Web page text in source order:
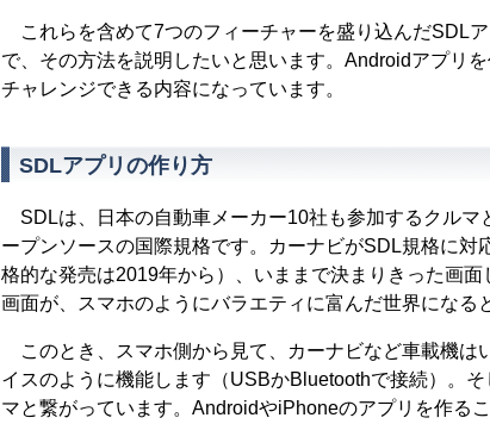
これらを含めて7つのフィーチャーを盛り込んだSDL
で、その方法を説明したいと思います。Androidアプリ
チャレンジできる内容になっています。
SDLアプリの作り方
SDLは、日本の自動車メーカー10社も参加するクルマ
ープンソースの国際規格です。カーナビがSDL規格に対
格的な発売は2019年から）、いままで決まりきった画
画面が、スマホのようにバラエティに富んだ世界になる
このとき、スマホ側から見て、カーナビなど車載機は
イスのように機能します（USBかBluetoothで接続）。
マと繋がっています。AndroidやiPhoneのアプリを作る